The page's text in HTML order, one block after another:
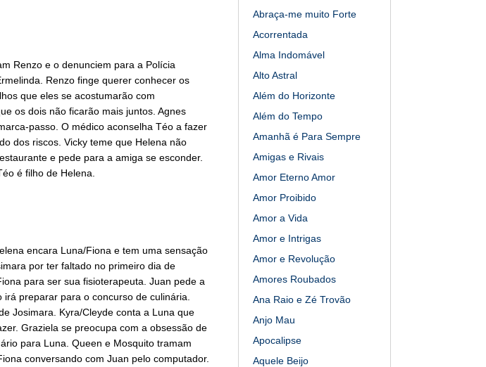
Renzo e o denunciem para a Polícia
Renzo finge querer conhecer os
que eles se acostumarão com
os dois não ficarão mais juntos. Agnes
passo. O médico aconselha Téo a fazer
dos riscos. Vicky teme que Helena não
e pede para a amiga se esconder.
é filho de Helena.
encara Luna/Fiona e tem uma sensação
por ter faltado no primeiro dia de
para ser sua fisioterapeuta. Juan pede a
preparar para o concurso de culinária.
Josimara. Kyra/Cleyde conta a Luna que
Graziela se preocupa com a obsessão de
para Luna. Queen e Mosquito tramam
conversando com Juan pelo computador.
Abraça-me muito Forte
Acorrentada
Alma Indomável
Alto Astral
Além do Horizonte
Além do Tempo
Amanhã é Para Sempre
Amigas e Rivais
Amor Eterno Amor
Amor Proibido
Amor a Vida
Amor e Intrigas
Amor e Revolução
Amores Roubados
Ana Raio e Zé Trovão
Anjo Mau
Apocalipse
Aquele Beijo